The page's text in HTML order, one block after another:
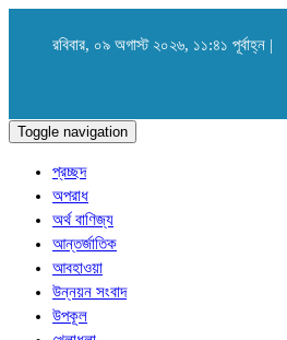
রবিবার, ০৯ অগাস্ট ২০২৬, ১১:৪১ পূর্বাহ্ন |
Toggle navigation
প্রচ্ছদ
অপরাধ
অর্থ বাণিজ্য
আন্তর্জাতিক
আবহাওয়া
উন্নয়ন সংবাদ
উপকূল